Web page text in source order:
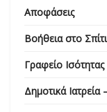
Αποφάσεις
Βοήθεια στο Σπίτι
Γραφείο
Δημοτικά Ιατρεία